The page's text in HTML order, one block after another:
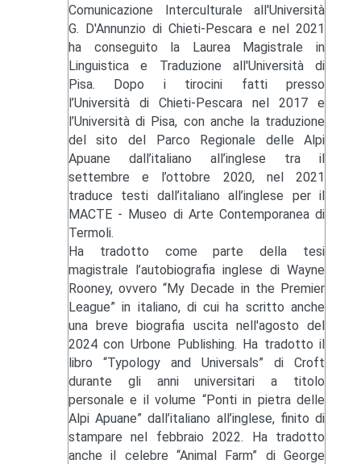
Comunicazione Interculturale all'Università
G. D'Annunzio di Chieti-Pescara e nel 2021
ha conseguito la Laurea Magistrale in
Linguistica e Traduzione all'Università di
Pisa. Dopo i tirocini fatti presso
l’Università di Chieti-Pescara nel 2017 e
l’Università di Pisa, con anche la traduzione
del sito del Parco Regionale delle Alpi
Apuane dall’italiano all’inglese tra il
settembre e l’ottobre 2020, nel 2021
traduce testi dall’italiano all’inglese per il
MACTE - Museo di Arte Contemporanea di
Termoli.
Ha tradotto come parte della tesi
magistrale l’autobiografia inglese di Wayne
Rooney, ovvero “My Decade in the Premier
League” in italiano, di cui ha scritto anche
una breve biografia uscita nell'agosto del
2024 con Urbone Publishing. Ha tradotto il
libro “Typology and Universals” di Croft
durante gli anni universitari a titolo
personale e il volume “Ponti in pietra delle
Alpi Apuane” dall’italiano all’inglese, finito di
stampare nel febbraio 2022. Ha tradotto
anche il celebre “Animal Farm” di George